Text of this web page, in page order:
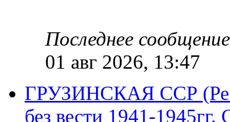
Последнее сообщение
01 авг 2026, 13:47
ГРУЗИНСКАЯ ССР
без вести 1941-